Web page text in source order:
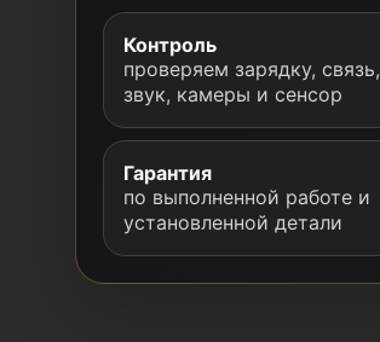
Контроль
проверяем зарядку, связь,
звук, камеры и сенсор
Гарантия
по выполненной работе и
установленной детали